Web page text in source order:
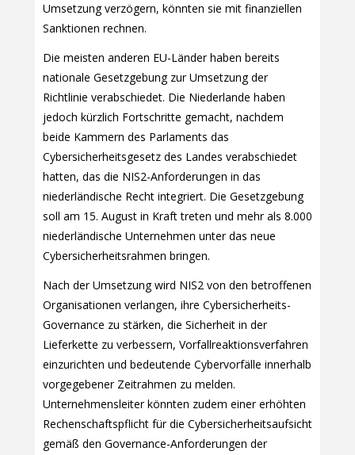
Umsetzung verzögern, könnten sie mit finanziellen
Sanktionen rechnen.
Die meisten anderen EU-Länder haben bereits
nationale Gesetzgebung zur Umsetzung der
Richtlinie verabschiedet. Die Niederlande haben
jedoch kürzlich Fortschritte gemacht, nachdem
beide Kammern des Parlaments das
Cybersicherheitsgesetz des Landes verabschiedet
hatten, das die NIS2-Anforderungen in das
niederländische Recht integriert. Die Gesetzgebung
soll am 15. August in Kraft treten und mehr als 8.000
niederländische Unternehmen unter das neue
Cybersicherheitsrahmen bringen.
Nach der Umsetzung wird NIS2 von den betroffenen
Organisationen verlangen, ihre Cybersicherheits-
Governance zu stärken, die Sicherheit in der
Lieferkette zu verbessern, Vorfallreaktionsverfahren
einzurichten und bedeutende Cybervorfälle innerhalb
vorgegebener Zeitrahmen zu melden.
Unternehmensleiter könnten zudem einer erhöhten
Rechenschaftspflicht für die Cybersicherheitsaufsicht
gemäß den Governance-Anforderungen der